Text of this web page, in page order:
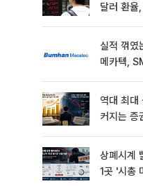
달러 환
실적 꺾였
메카텍,
역대 최대
커지는 증
상폐시계
1곳 '시총